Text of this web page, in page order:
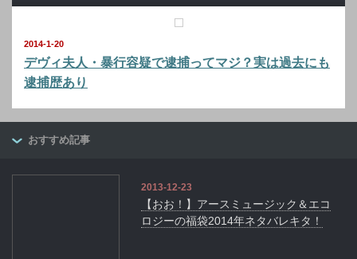
2014-1-20
デヴィ夫人・暴行容疑で逮捕ってマジ？実は過去にも
逮捕歴あり
おすすめ記事
2013-12-23
【おお！】アースミュージック＆エコ
ロジーの福袋2014年ネタバレキタ！